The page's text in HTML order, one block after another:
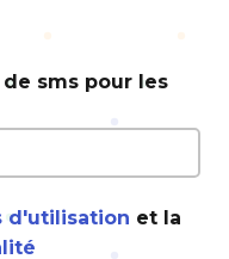
sms pour les
d'utilisation et la